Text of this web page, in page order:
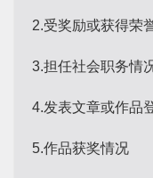
2.受奖励或获得荣
3.担任社会职务情
4.发表文章或作品
5.作品获奖情况